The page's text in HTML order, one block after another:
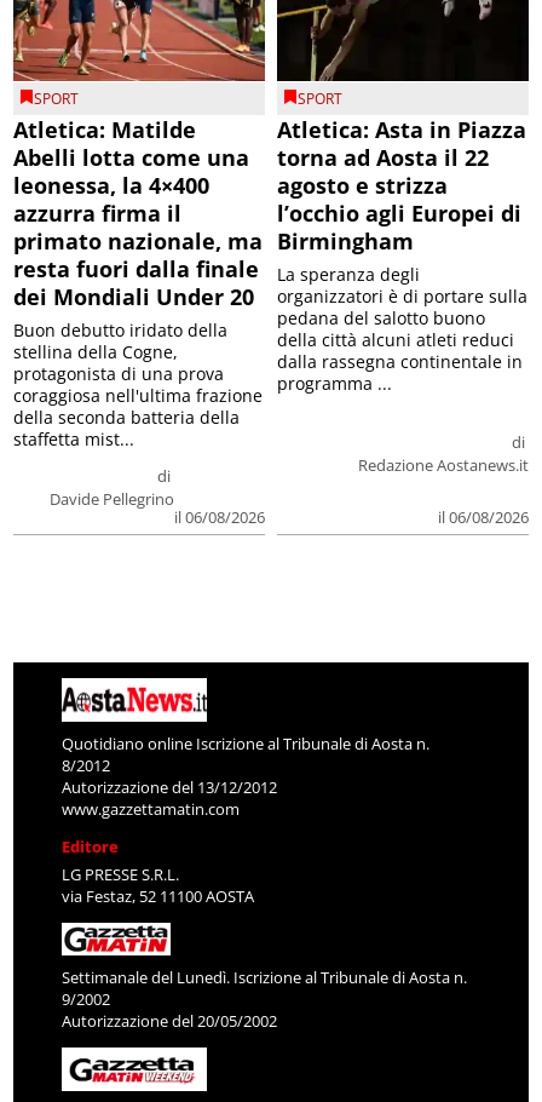
SPORT
Atletica: Matilde
Abelli lotta come una
leonessa, la 4×400
azzurra firma il
primato nazionale, ma
resta fuori dalla finale
dei Mondiali Under 20
di
Davide Pellegrino
il 06/08/2026
Buon debutto iridato della
stellina della Cogne,
protagonista di una prova
coraggiosa nell'ultima frazione
della seconda batteria della
staffetta mist...
SPORT
Atletica: Asta in Piazza
torna ad Aosta il 22
agosto e strizza
l’occhio agli Europei di
Birmingham
di
Redazione Aostanews.it
il 06/08/2026
La speranza degli
organizzatori è di portare sulla
pedana del salotto buono
della città alcuni atleti reduci
dalla rassegna continentale in
programma ...
Quotidiano online Iscrizione al Tribunale di Aosta n.
8/2012
Autorizzazione del 13/12/2012
www.gazzettamatin.com
Editore
LG PRESSE S.R.L.
via Festaz, 52 11100 AOSTA
Settimanale del Lunedì. Iscrizione al Tribunale di Aosta n.
9/2002
Autorizzazione del 20/05/2002